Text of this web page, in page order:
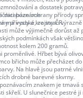
a dostatek
databáze ochrany přírody
přírody a krajiny ČR.
poznáme
má vysoké, ze stran
může výjimečně dorůst až
podmínkách však
kolem 200 gramů.
proměnlivé. Hřbet bývá
břicho může přecházet
Na hlavě jsou patrné
drobné barevné skvrny.
znakem je tmavá
skřelí. U slunečnice pestré